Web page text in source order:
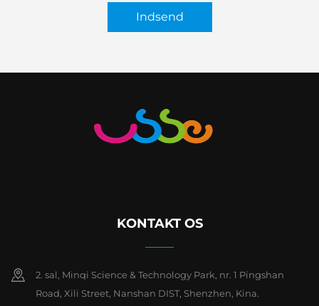
Indsend
KONTAKT OS
2. sal, Minqi Science & Technology Park, nr. 1 Pingshan
Road, Xili Street, Nanshan DIST, Shenzhen, Kina.